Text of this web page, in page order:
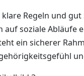
Regeln und
auf soziale Abläufe
ein sicherer